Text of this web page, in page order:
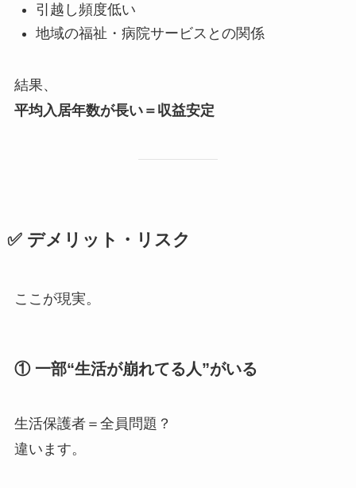
引越し頻度低い
地域の福祉・病院サービスとの関係
結果、
平均入居年数が長い＝収益安定
✅ デメリット・リスク
ここが現実。
① 一部“生活が崩れてる人”がいる
生活保護者＝全員問題？
違います。